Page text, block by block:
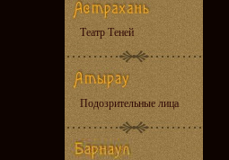
Театр Теней
Подозрительные лица